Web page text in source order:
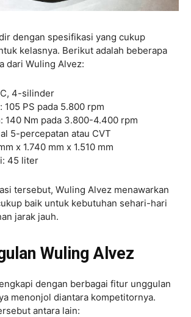
dengan spesifikasi yang cukup
kelasnya. Berikut adalah beberapa
dari Wuling Alvez:
4-silinder
105 PS pada 5.800 rpm
140 Nm pada 3.800-4.400 rpm
5-percepatan atau CVT
x 1.740 mm x 1.510 mm
45 liter
tersebut, Wuling Alvez menawarkan
baik untuk kebutuhan sehari-hari
jarak jauh.
Wuling Alvez
dengan berbagai fitur unggulan
menonjol diantara kompetitornya.
antara lain: